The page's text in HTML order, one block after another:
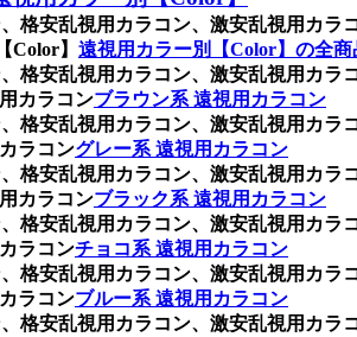
格安乱視用カラコン、激安乱視用カ
Color】 遠視用カラー別【Color】の全商
格安乱視用カラコン、激安乱視用カ
カラコンブラウン系 遠視用カラコン
格安乱視用カラコン、激安乱視用カ
ラコングレー系 遠視用カラコン
格安乱視用カラコン、激安乱視用カ
カラコンブラック系 遠視用カラコン
格安乱視用カラコン、激安乱視用カ
ラコンチョコ系 遠視用カラコン
格安乱視用カラコン、激安乱視用カ
ラコンブルー系 遠視用カラコン
格安乱視用カラコン、激安乱視用カ